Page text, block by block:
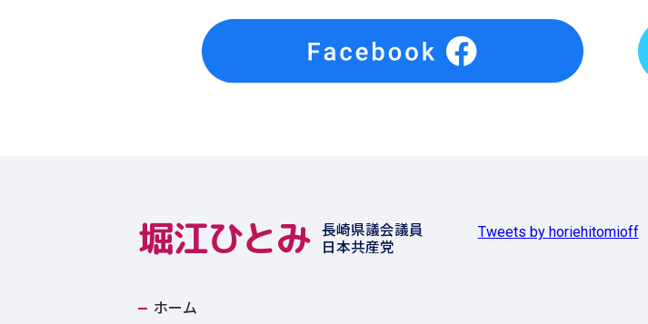
堀江ひとみ
長崎県議会議員
日本共産党
ホーム
Tweets by horiehitomioff